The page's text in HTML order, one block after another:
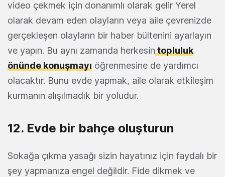
video çekmek için donanımlı olarak gelir Yerel
olarak devam eden olayların veya aile çevrenizde
gerçekleşen olayların bir haber bültenini ayarlayın
ve yapın. Bu aynı zamanda herkesin topluluk
önünde konuşmayı öğrenmesine de yardımcı
olacaktır. Bunu evde yapmak, aile olarak etkileşim
kurmanın alışılmadık bir yoludur.
12. Evde bir bahçe oluşturun
Sokağa çıkma yasağı sizin hayatınız için faydalı bir
şey yapmanıza engel değildir. Fide dikmek ve